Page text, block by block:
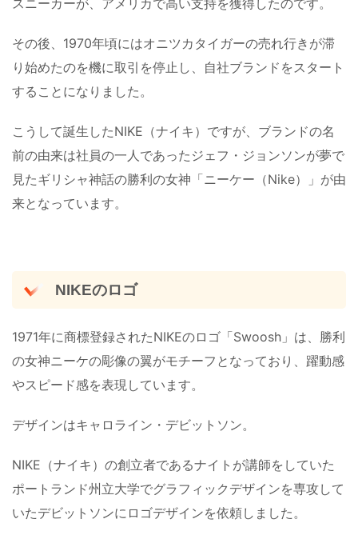
その後、1970年頃にはオニツカタイガーの売れ行きが滞
り始めたのを機に取引を停止し、自社ブランドをスタート
することになりました。
こうして誕生したNIKE（ナイキ）ですが、ブランドの名
前の由来は社員の一人であったジェフ・ジョンソンが夢で
見たギリシャ神話の勝利の女神「ニーケー（Nike）」が由
来となっています。
NIKEのロゴ
1971年に商標登録されたNIKEのロゴ「Swoosh」は、勝利
の女神ニーケの彫像の翼がモチーフとなっており、躍動感
やスピード感を表現しています。
デザインはキャロライン・デビットソン。
NIKE（ナイキ）の創立者であるナイトが講師をしていた
ポートランド州立大学でグラフィックデザインを専攻して
いたデビットソンにロゴデザインを依頼しました。